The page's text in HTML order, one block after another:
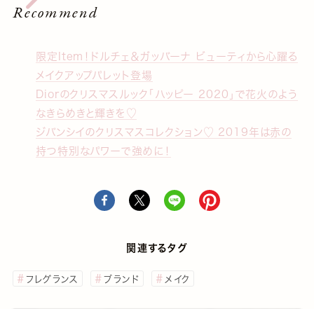
Recommend
限定Item！ドルチェ＆ガッバーナ ビューティから心躍る
メイクアップパレット登場
Diorのクリスマスルック「ハッピー 2020」で花火のよう
なきらめきと輝きを♡
ジバンシイのクリスマスコレクション♡ 2019年は赤の
持つ特別なパワーで強めに！
関連するタグ
フレグランス ブランド メイク